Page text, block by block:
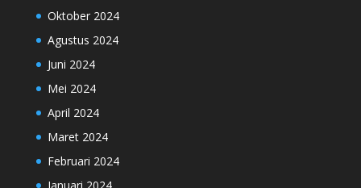
Oktober 2024
Agustus 2024
Juni 2024
Mei 2024
April 2024
Maret 2024
Februari 2024